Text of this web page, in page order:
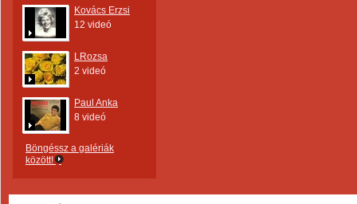
Kovács Erzsi
12 videó
LRozsa
2 videó
Paul Anka
8 videó
Böngéssz a galériák
között!